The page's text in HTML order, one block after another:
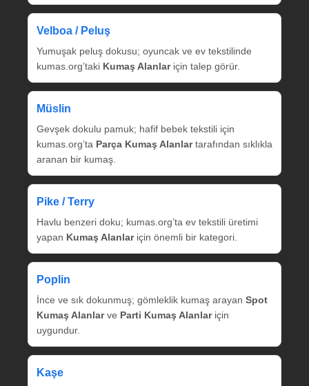
Velboa / Peluş
Yumuşak peluş dokusu; oyuncak ve ev tekstilinde
kumas.org’taki Kumaş Alanlariçin talep görür.
Müslin
Gevşek dokulu pamuk; hafif bebek tekstili için
kumas.org’ta Parça Kumaş Alanlartarafından sıklıkla
aranan bir kumaş.
Pike / Terry
Havlu benzeri doku; kumas.org’ta ev tekstili üretimi
yapan Kumaş Alanlariçin önemli bir kategori.
Poplin
İnce ve sık dokunmuş; gömleklik kumaş arayan Spot
Kumaş Alanlarve Parti Kumaş Alanlariçin
uygundur.
Kaşe